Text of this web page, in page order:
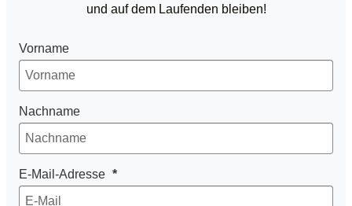
und auf dem Laufenden bleiben!
Vorname
Nachname
E-Mail-Adresse